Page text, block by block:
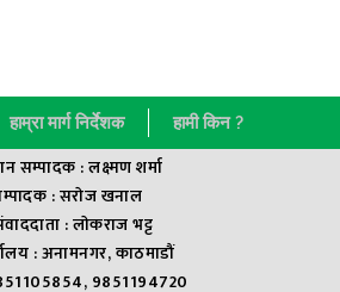
हाम्रा मार्ग निर्देशक हामी किन ?
सम्पादक : लक्ष्मण शर्मा
: सराेज खनाल
: लाेकराज भट्ट
: अनामनगर, काठमाडौं
9851194720